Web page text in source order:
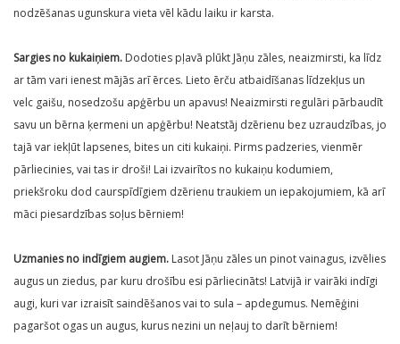
nodzēšanas ugunskura vieta vēl kādu laiku ir karsta.
Sargies no kukaiņiem. Dodoties pļavā plūkt Jāņu zāles, neaizmirsti, ka līdz
ar tām vari ienest mājās arī ērces. Lieto ērču atbaidīšanas līdzekļus un
velc gaišu, nosedzošu apģērbu un apavus! Neaizmirsti regulāri pārbaudīt
savu un bērna ķermeni un apģērbu! Neatstāj dzērienu bez uzraudzības, jo
tajā var iekļūt lapsenes, bites un citi kukaiņi. Pirms padzeries, vienmēr
pārliecinies, vai tas ir droši! Lai izvairītos no kukaiņu kodumiem,
priekšroku dod caurspīdīgiem dzērienu traukiem un iepakojumiem, kā arī
māci piesardzības soļus bērniem!
Uzmanies no indīgiem augiem. Lasot Jāņu zāles un pinot vainagus, izvēlies
augus un ziedus, par kuru drošību esi pārliecināts! Latvijā ir vairāki indīgi
augi, kuri var izraisīt saindēšanos vai to sula – apdegumus. Nemēģini
pagaršot ogas un augus, kurus nezini un neļauj to darīt bērniem!